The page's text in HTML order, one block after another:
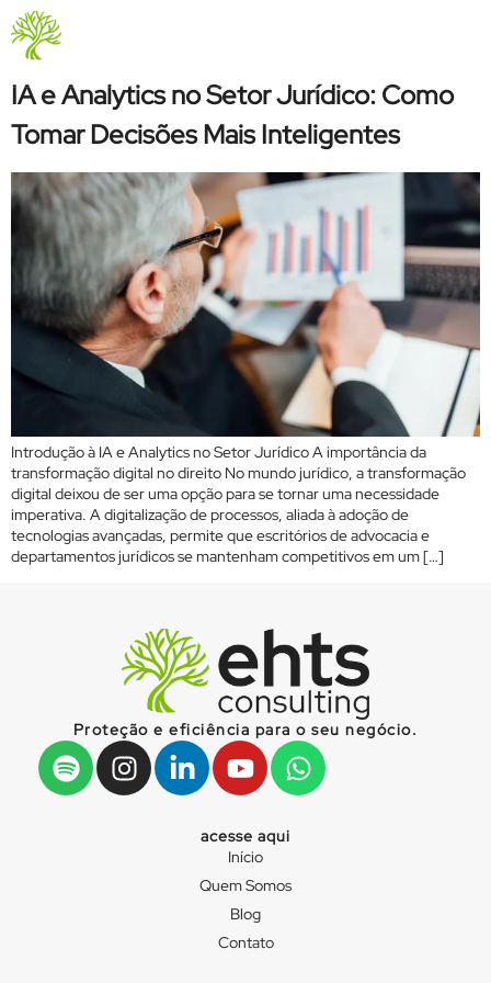
Tag:
IA e Analytics no Setor Jurídico: Como
Tomar Decisões Mais Inteligentes
Introdução à IA e Analytics no Setor Jurídico A importância da
transformação digital no direito No mundo jurídico, a transformação
digital deixou de ser uma opção para se tornar uma necessidade
imperativa. A digitalização de processos, aliada à adoção de
tecnologias avançadas, permite que escritórios de advocacia e
departamentos jurídicos se mantenham competitivos em um […]
Proteção e eficiência para o seu negócio.
acesse aqui
Início
Quem Somos
Blog
Contato